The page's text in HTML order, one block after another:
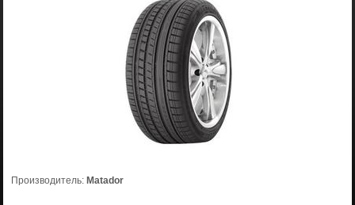
Производитель: Matador